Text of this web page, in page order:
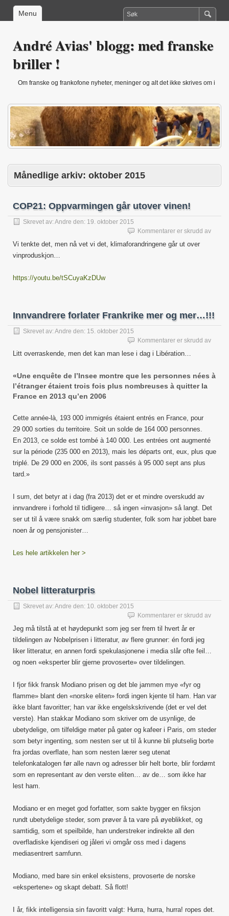
Menu
André Avias' blogg: med franske
briller !
Om franske og frankofone nyheter, meninger og alt det ikke skrives om i
Månedlige arkiv: oktober 2015
COP21: Oppvarmingen går utover vinen!
Skrevet av: Andre den: 19. oktober 2015
Kommentarer er skrudd avfor
Vi tenkte det, men nå vet vi det, klimaforandringene går ut over
vinproduskjon…
https://youtu.be/tSCuyaKzDUw
Innvandrere forlater Frankrike mer og mer…!!!
Skrevet av: Andre den: 15. oktober 2015
Kommentarer er skrudd avfor
mer
Litt overraskende, men det kan man lese i dag i Libération…
«Une enquête de l’Insee montre que les personnes nées à
l’étranger étaient trois fois plus nombreuses à quitter la
France en 2013 qu’en 2006
Cette année-là, 193 000 immigrés étaient entrés en France, pour
29 000 sorties du territoire. Soit un solde de 164 000 personnes.
En 2013, ce solde est tombé à 140 000. Les entrées ont augmenté
sur la période (235 000 en 2013), mais les départs ont, eux, plus que
triplé. De 29 000 en 2006, ils sont passés à 95 000 sept ans plus
tard.»
I sum, det betyr at i dag (fra 2013) det er et mindre overskudd av
innvandrere i forhold til tidligere… så ingen «invasjon» så langt. Det
ser ut til å være snakk om særlig studenter, folk som har jobbet bare
noen år og pensjonister…
Les hele artikkelen her >
Nobel litteraturpris
Skrevet av: Andre den: 10. oktober 2015
Kommentarer er skrudd avfor
Jeg må tilstå at et høydepunkt som jeg ser frem til hvert år er
tildelingen av Nobelprisen i litteratur, av flere grunner: én fordi jeg
liker litteratur, en annen fordi spekulasjonene i media slår ofte feil…
og noen «eksperter blir gjerne provoserte» over tildelingen.
I fjor fikk fransk Modiano prisen og det ble jammen mye «fyr og
flamme» blant den «norske eliten» fordi ingen kjente til ham. Han var
ikke blant favoritter; han var ikke engelskskrivende (det er vel det
verste). Han stakkar Modiano som skriver om de usynlige, de
ubetydelige, om tilfeldige møter på gater og kafeer i Paris, om steder
som betyr ingenting, som nesten ser ut til å kunne bli plutselig borte
fra jordas overflate, han som nesten lærer seg utenat
telefonkatalogen før alle navn og adresser blir helt borte, blir fordømt
som en representant av den verste eliten… av de… som ikke har
lest ham.
Modiano er en meget god forfatter, som sakte bygger en fiksjon
rundt ubetydelige steder, som prøver å ta vare på øyeblikket, og
samtidig, som et speilbilde, han understreker indirekte all den
overfladiske kjendiseri og jåleri vi omgår oss med i dagens
mediasentrert samfunn.
Modiano, med bare sin enkel eksistens, provoserte de norske
«ekspertene» og skapt debatt. Så flott!
I år, fikk intelligensia sin favoritt valgt: Hurra, hurra, hurra! ropes det.